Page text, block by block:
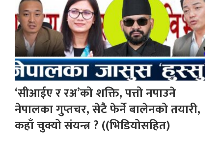
‘सीआईए र रअ’को शक्ति, पत्तो नपाउने
नेपालका गुप्तचर, सेटै फेर्ने बालेनको तयारी,
कहाँ चुक्यो संयन्त्र ? ((भिडियोसहित)